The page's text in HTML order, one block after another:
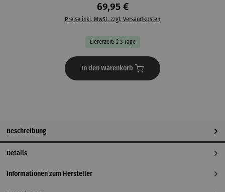
69,95 €
Preise inkl. MwSt. zzgl. Versandkosten
Lieferzeit: 2-3 Tage
In den Warenkorb
Beschreibung
Details
Informationen zum Hersteller